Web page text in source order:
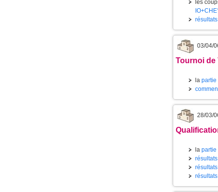
les
03/04/
Tournoi de
la partie
28/03/
la partie